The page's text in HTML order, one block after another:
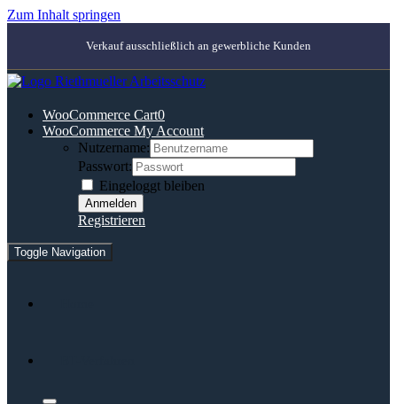
Zum Inhalt springen
Verkauf ausschließlich an gewerbliche Kunden
WooCommerce Cart0
WooCommerce My Account
Nutzername:
Passwort:
Eingeloggt bleiben
Registrieren
Toggle Navigation